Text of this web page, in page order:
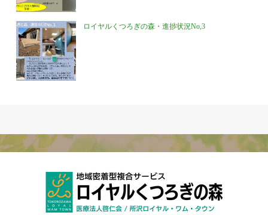
ロイヤルくつろぎの森・進捗状況No,3